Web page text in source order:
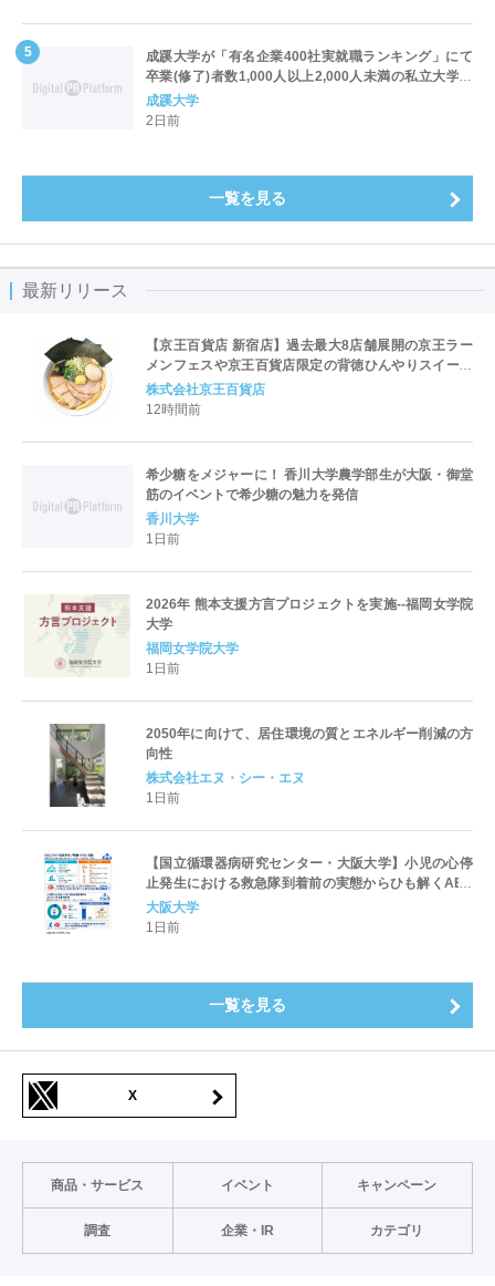
成蹊大学が「有名企業400社実就職ランキング」にて
卒業(修了)者数1,000人以上2,000人未満の私立大学で
全国第1位を獲得！～実就職率は26.5%（前年比＋
4.3pt）に伸長、東京の私立大学でも10位にランクイン
成蹊大学
2日前
一覧を見る
最新リリース
【京王百貨店 新宿店】過去最大8店舗展開の京王ラー
メンフェスや京王百貨店限定の背徳ひんやりスイーツ
など、実演グルメが充実 過去最長21日間、計90店舗
出店の 「大北海道展」
株式会社京王百貨店
12時間前
希少糖をメジャーに！ 香川大学農学部生が大阪・御堂
筋のイベントで希少糖の魅力を発信
香川大学
1日前
2026年 熊本支援方言プロジェクトを実施--福岡女学院
大学
福岡女学院大学
1日前
2050年に向けて、居住環境の質とエネルギー削減の方
向性
株式会社エヌ・シー・エヌ
1日前
【国立循環器病研究センター・大阪大学】小児の心停
止発生における救急隊到着前の実態からひも解くAED
パッド装着と良好な神経学的転帰との関連性
大阪大学
1日前
一覧を見る
X
商品・サービス イベント キャンペーン
調査 企業・IR カテゴリ